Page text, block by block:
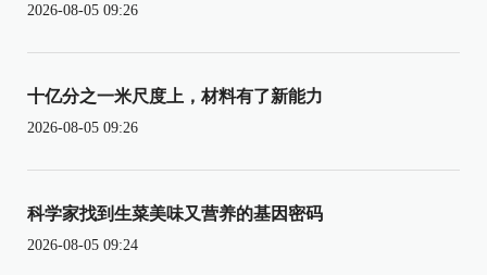
2026-08-05 09:26
十亿分之一米尺度上，材料有了新能力
2026-08-05 09:26
科学家找到生菜美味又营养的基因密码
2026-08-05 09:24